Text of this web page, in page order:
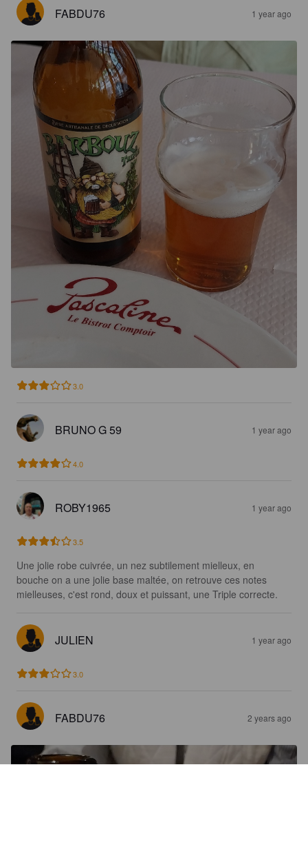
FABDU76 1 year ago
3.0
BRUNO G 59 1 year ago
4.0
ROBY1965 1 year ago
3.5
Une jolie robe cuivrée, un nez subtilement mielleux, en
bouche on a une jolie base maltée, on retrouve ces notes
mielleuses, c'est rond, doux et puissant, une Triple correcte.
JULIEN 1 year ago
3.0
FABDU76 2 years ago